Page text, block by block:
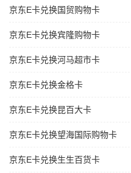
京东E卡兑换国贸购物卡
京东E卡兑换宾隆购物卡
京东E卡兑换河马超市卡
京东E卡兑换金格卡
京东E卡兑换昆百大卡
京东E卡兑换望海国际购物卡
京东E卡兑换生生百货卡